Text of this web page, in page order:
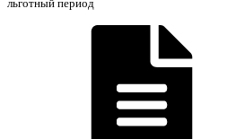
льготный период